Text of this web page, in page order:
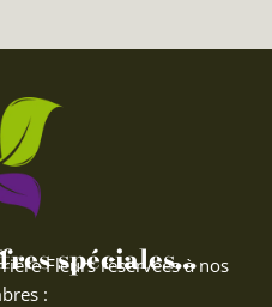
spéciales...
Fleurs réservées à nos
: